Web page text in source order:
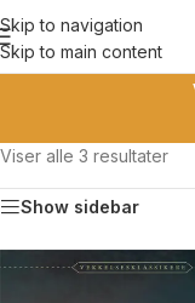
Skip to navigation
Skip to main content
Viser alle 3 resultater
Show sidebar